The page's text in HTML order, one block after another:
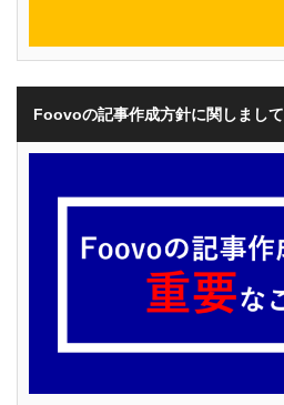
Foovoの記事作成方針に関しまして